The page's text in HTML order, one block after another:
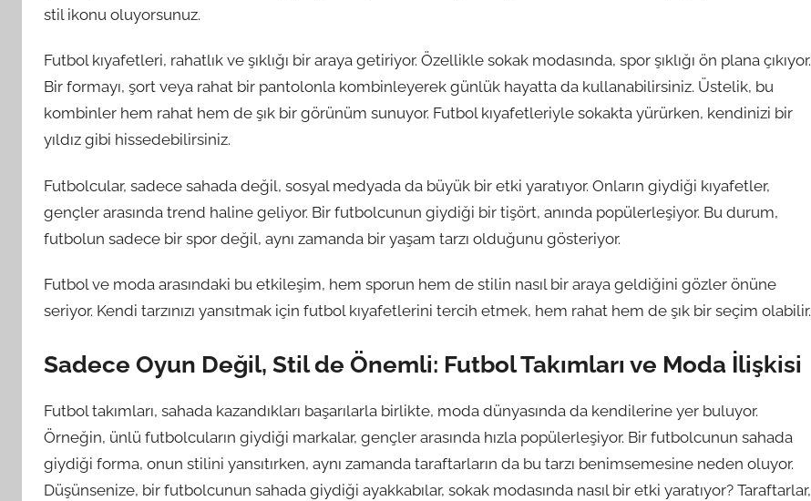
stil ikonu oluyorsunuz.
Futbol kıyafetleri, rahatlık ve şıklığı bir araya getiriyor. Özellikle sokak modasında, spor şıklığı ön plana çıkıyor.
Bir formayı, şort veya rahat bir pantolonla kombinleyerek günlük hayatta da kullanabilirsiniz. Üstelik, bu
kombinler hem rahat hem de şık bir görünüm sunuyor. Futbol kıyafetleriyle sokakta yürürken, kendinizi bir
yıldız gibi hissedebilirsiniz.
Futbolcular, sadece sahada değil, sosyal medyada da büyük bir etki yaratıyor. Onların giydiği kıyafetler,
gençler arasında trend haline geliyor. Bir futbolcunun giydiği bir tişört, anında popülerleşiyor. Bu durum,
futbolun sadece bir spor değil, aynı zamanda bir yaşam tarzı olduğunu gösteriyor.
Futbol ve moda arasındaki bu etkileşim, hem sporun hem de stilin nasıl bir araya geldiğini gözler önüne
seriyor. Kendi tarzınızı yansıtmak için futbol kıyafetlerini tercih etmek, hem rahat hem de şık bir seçim olabilir.
Sadece Oyun Değil, Stil de Önemli: Futbol Takımları ve Moda İlişkisi
Futbol takımları, sahada kazandıkları başarılarla birlikte, moda dünyasında da kendilerine yer buluyor.
Örneğin, ünlü futbolcuların giydiği markalar, gençler arasında hızla popülerleşiyor. Bir futbolcunun sahada
giydiği forma, onun stilini yansıtırken, aynı zamanda taraftarların da bu tarzı benimsemesine neden oluyor.
Düşünsenize, bir futbolcunun sahada giydiği ayakkabılar, sokak modasında nasıl bir etki yaratıyor? Taraftarlar,